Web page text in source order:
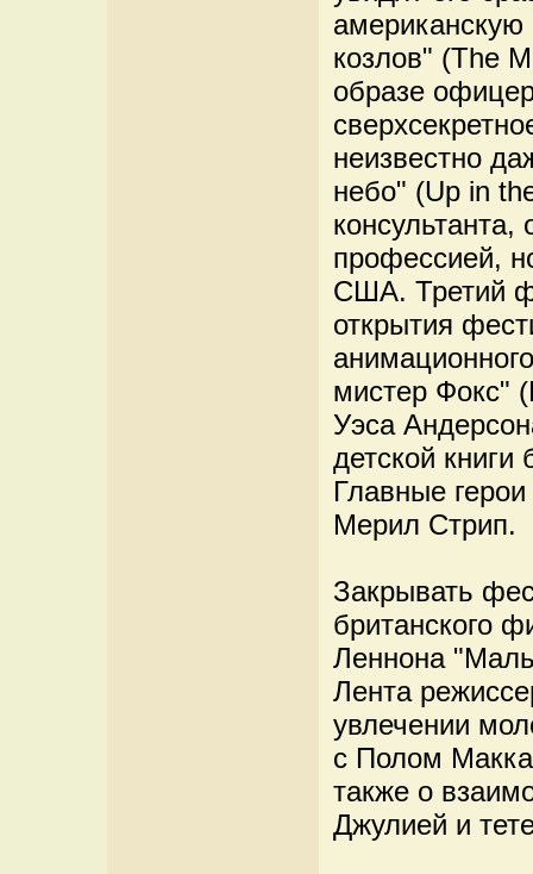
козлов" (The
образе
неизвестно
небо" (Up in
консультанта,
профессией,
США. Третий
открытия
мистер Фокс"
Уэса
детской книги
Главные
Мерил Стрип.
Закрывать
британского
Леннона
Лента
увлечении
с Полом
также о
Джулией и